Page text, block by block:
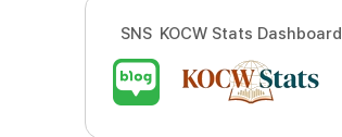
SNS KOCW Stats Dashboard